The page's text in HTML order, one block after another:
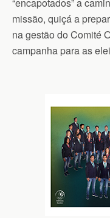
missão, quiçá a
na gestão do Comité
campanha para as